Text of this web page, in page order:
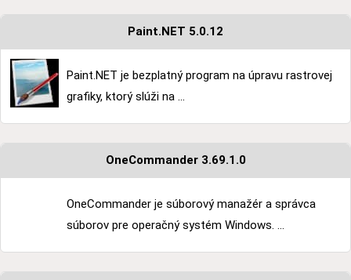
Paint.NET 5.0.12
Paint.NET je bezplatný program na úpravu rastrovej
grafiky, ktorý slúži na ...
OneCommander 3.69.1.0
OneCommander je súborový manažér a správca
súborov pre operačný systém Windows. ...